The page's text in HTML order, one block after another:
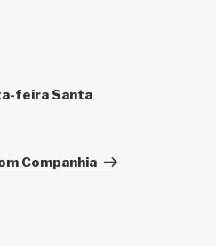
feira Santa
Companhia